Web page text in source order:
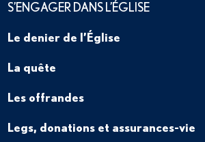
S’ENGAGER DANS L’ÉGLISE
Le denier de l’Église
La quête
Les offrandes
Legs, donations et assurances-vie